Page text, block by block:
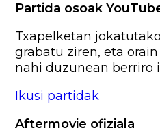
Partida osoak
Txapelketan
grabatu ziren, eta
nahi duzunean berriro
Ikusi partidak
Aftermovie ofiziala